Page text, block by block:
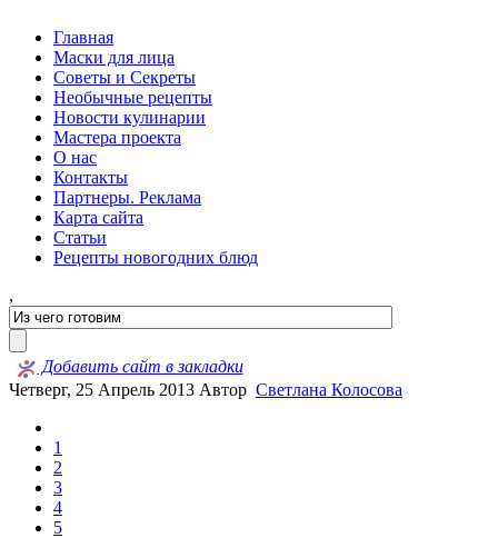
Главная
Маски для лица
Советы и Секреты
Необычные рецепты
Новости кулинарии
Мастера проекта
О нас
Контакты
Партнеры. Реклама
Карта сайта
Статьи
Рецепты новогодних блюд
,
Добавить сайт в закладки
Четверг, 25 Апрель 2013 Автор Светлана Колосова
1
2
3
4
5